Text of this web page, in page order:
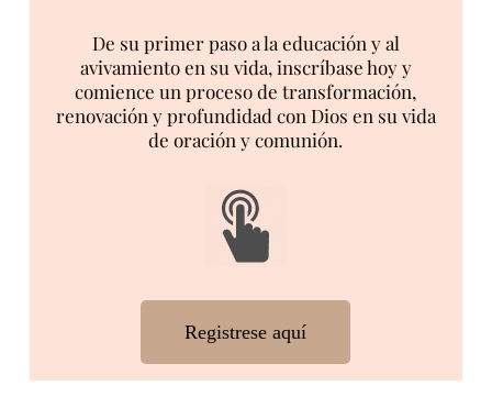
De su primer paso a la educación y al
avivamiento en su vida, inscríbase hoy y
comience un proceso de transformación,
renovación y profundidad con Dios en su vida
de oración y comunión.
Registrese aquí